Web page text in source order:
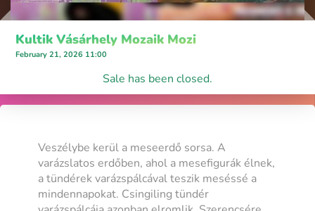
Kultik Vásárhely Mozaik Mozi
February 21, 2026 11:00
Sale has been closed.
Veszélybe kerül a meseerdő sorsa. A
varázslatos erdőben, ahol a mesefigurák élnek,
a tündérek varázspálcával teszik meséssé a
mindennapokat. Csingiling tündér